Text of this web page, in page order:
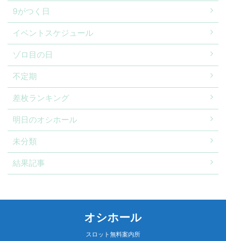
9がつく日
イベントスケジュール
ゾロ目の日
不定期
差枚ランキング
明日のオシホール
未分類
結果記事
オシホール
スロット無料案内所